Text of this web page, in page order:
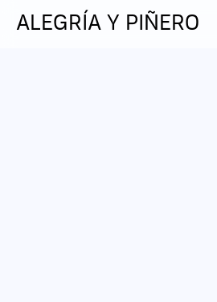
ALEGRÍA Y PIÑERO